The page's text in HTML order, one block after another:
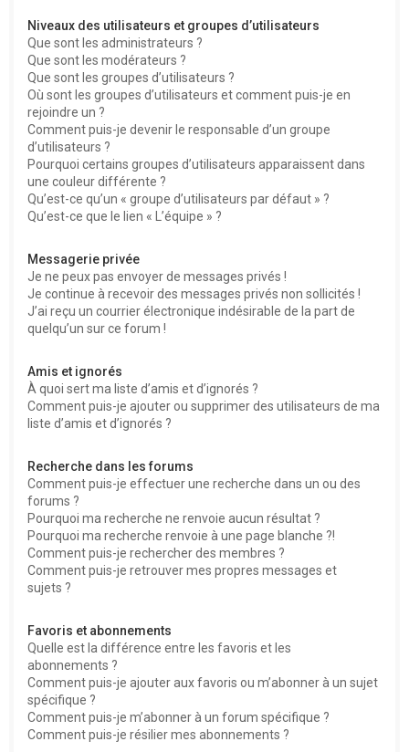
Niveaux des utilisateurs et groupes d’utilisateurs
Que sont les administrateurs ?
Que sont les modérateurs ?
Que sont les groupes d’utilisateurs ?
Où sont les groupes d’utilisateurs et comment puis-je en
rejoindre un ?
Comment puis-je devenir le responsable d’un groupe
d’utilisateurs ?
Pourquoi certains groupes d’utilisateurs apparaissent dans
une couleur différente ?
Qu’est-ce qu’un « groupe d’utilisateurs par défaut » ?
Qu’est-ce que le lien « L’équipe » ?
Messagerie privée
Je ne peux pas envoyer de messages privés !
Je continue à recevoir des messages privés non sollicités !
J’ai reçu un courrier électronique indésirable de la part de
quelqu’un sur ce forum !
Amis et ignorés
À quoi sert ma liste d’amis et d’ignorés ?
Comment puis-je ajouter ou supprimer des utilisateurs de ma
liste d’amis et d’ignorés ?
Recherche dans les forums
Comment puis-je effectuer une recherche dans un ou des
forums ?
Pourquoi ma recherche ne renvoie aucun résultat ?
Pourquoi ma recherche renvoie à une page blanche ?!
Comment puis-je rechercher des membres ?
Comment puis-je retrouver mes propres messages et
sujets ?
Favoris et abonnements
Quelle est la différence entre les favoris et les
abonnements ?
Comment puis-je ajouter aux favoris ou m’abonner à un sujet
spécifique ?
Comment puis-je m’abonner à un forum spécifique ?
Comment puis-je résilier mes abonnements ?